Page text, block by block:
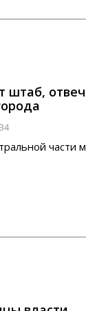
штаб,
части